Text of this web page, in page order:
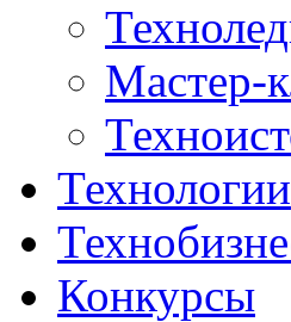
Мастер-
Технологии
Конкурсы